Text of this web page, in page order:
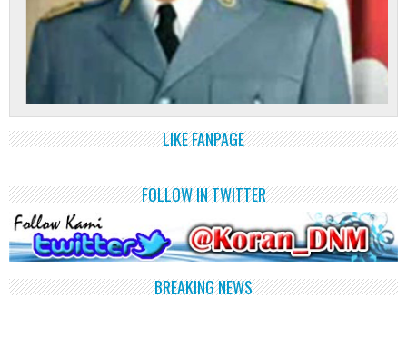
LIKE FANPAGE
FOLLOW IN TWITTER
BREAKING NEWS